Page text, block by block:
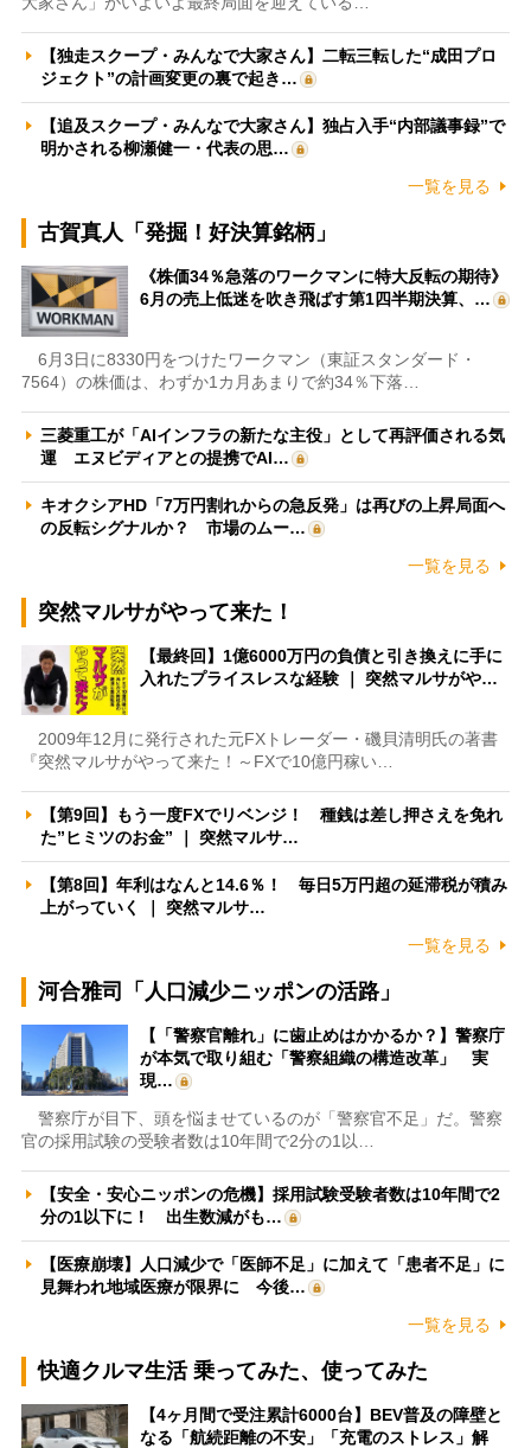
【独走スクープ・みんなで大家さん】二転三転した“成田プロ
ジェクト”の計画変更の裏で起き…
【追及スクープ・みんなで大家さん】独占入手“内部議事録”で
明かされる柳瀬健一・代表の思…
一覧を見る
古賀真人「発掘！好決算銘柄」
《株価34％急落のワークマンに特大反転の期待》
6月の売上低迷を吹き飛ばす第1四半期決算、…
6月3日に8330円をつけたワークマン（東証スタンダード・
7564）の株価は、わずか1カ月あまりで約34％下落…
三菱重工が「AIインフラの新たな主役」として再評価される気
運 エヌビディアとの提携でAI…
キオクシアHD「7万円割れからの急反発」は再びの上昇局面へ
の反転シグナルか？ 市場のムー…
一覧を見る
突然マルサがやって来た！
【最終回】1億6000万円の負債と引き換えに手に
入れたプライスレスな経験 ｜ 突然マルサがや…
2009年12月に発行された元FXトレーダー・磯貝清明氏の著書
『突然マルサがやって来た！～FXで10億円稼い…
【第9回】もう一度FXでリベンジ！ 種銭は差し押さえを免れ
た”ヒミツのお金” ｜ 突然マルサ…
【第8回】年利はなんと14.6％！ 毎日5万円超の延滞税が積み
上がっていく ｜ 突然マルサ…
一覧を見る
河合雅司「人口減少ニッポンの活路」
【「警察官離れ」に歯止めはかかるか？】警察庁
が本気で取り組む「警察組織の構造改革」 実
現…
警察庁が目下、頭を悩ませているのが「警察官不足」だ。警察
官の採用試験の受験者数は10年間で2分の1以…
【安全・安心ニッポンの危機】採用試験受験者数は10年間で2
分の1以下に！ 出生数減がも…
【医療崩壊】人口減少で「医師不足」に加えて「患者不足」に
見舞われ地域医療が限界に 今後…
一覧を見る
快適クルマ生活 乗ってみた、使ってみた
【4ヶ月間で受注累計6000台】BEV普及の障壁と
なる「航続距離の不安」「充電のストレス」解